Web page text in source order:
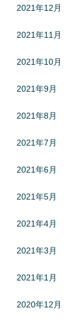
2021年12月
2021年11月
2021年10月
2021年9月
2021年8月
2021年7月
2021年6月
2021年5月
2021年4月
2021年3月
2021年1月
2020年12月